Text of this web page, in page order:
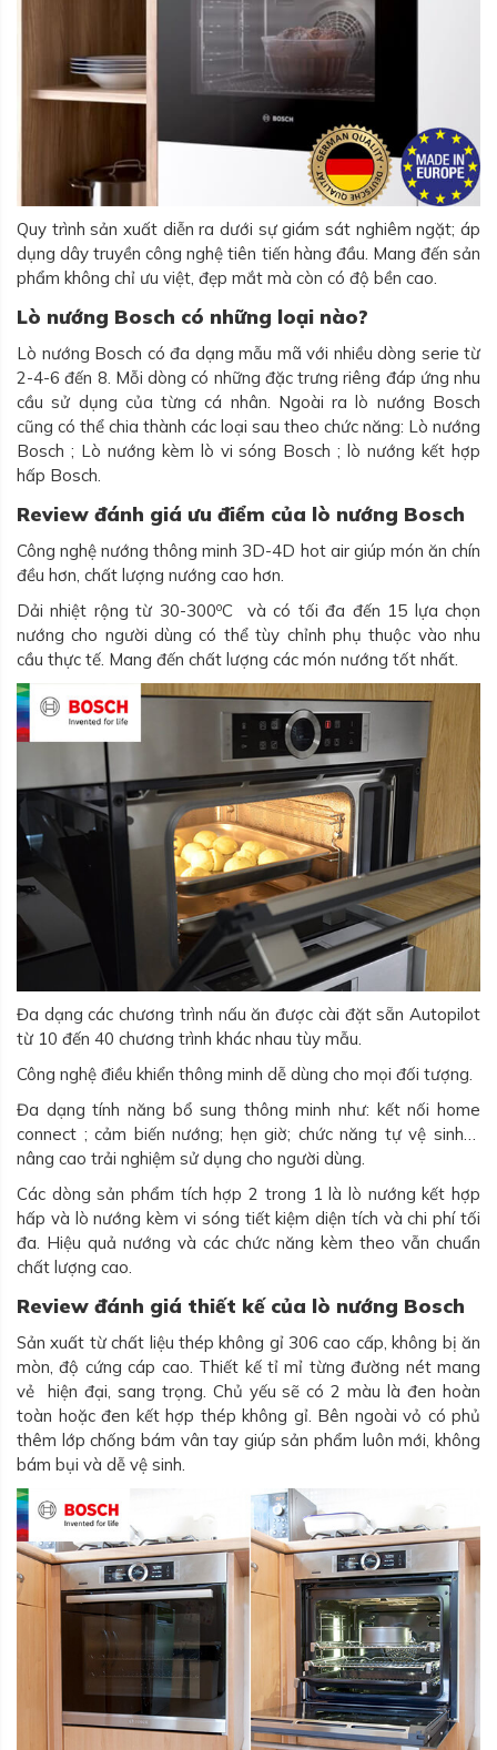
Quy trình sản xuất diễn ra dưới sự giám sát nghiêm ngặt; áp
dụng dây truyền công nghệ tiên tiến hàng đầu. Mang đến sản
phẩm không chỉ ưu việt, đẹp mắt mà còn có độ bền cao.
Lò nướng Bosch có những loại nào?
Lò nướng Bosch có đa dạng mẫu mã với nhiều dòng serie từ
2-4-6 đến 8. Mỗi dòng có những đặc trưng riêng đáp ứng nhu
cầu sử dụng của từng cá nhân. Ngoài ra lò nướng Bosch
cũng có thể chia thành các loại sau theo chức năng: Lò nướng
Bosch ; Lò nướng kèm lò vi sóng Bosch ; lò nướng kết hợp
hấp Bosch.
Review đánh giá ưu điểm của lò nướng Bosch
Công nghệ nướng thông minh 3D-4D hot air giúp món ăn chín
đều hơn, chất lượng nướng cao hơn.
Dải nhiệt rộng từ 30-300oC và có tối đa đến 15 lựa chọn
nướng cho người dùng có thể tùy chỉnh phụ thuộc vào nhu
cầu thực tế. Mang đến chất lượng các món nướng tốt nhất.
Đa dạng các chương trình nấu ăn được cài đặt sẵn Autopilot
từ 10 đến 40 chương trình khác nhau tùy mẫu.
Công nghệ điều khiển thông minh dễ dùng cho mọi đối tượng.
Đa dạng tính năng bổ sung thông minh như: kết nối home
connect ; cảm biến nướng; hẹn giờ; chức năng tự vệ sinh…
nâng cao trải nghiệm sử dụng cho người dùng.
Các dòng sản phẩm tích hợp 2 trong 1 là lò nướng kết hợp
hấp và lò nướng kèm vi sóng tiết kiệm diện tích và chi phí tối
đa. Hiệu quả nướng và các chức năng kèm theo vẫn chuẩn
chất lượng cao.
Review đánh giá thiết kế của lò nướng Bosch
Sản xuất từ chất liệu thép không gỉ 306 cao cấp, không bị ăn
mòn, độ cứng cáp cao. Thiết kế tỉ mỉ từng đường nét mang
vẻ hiện đại, sang trọng. Chủ yếu sẽ có 2 màu là đen hoàn
toàn hoặc đen kết hợp thép không gỉ. Bên ngoài vỏ có phủ
thêm lớp chống bám vân tay giúp sản phẩm luôn mới, không
bám bụi và dễ vệ sinh.